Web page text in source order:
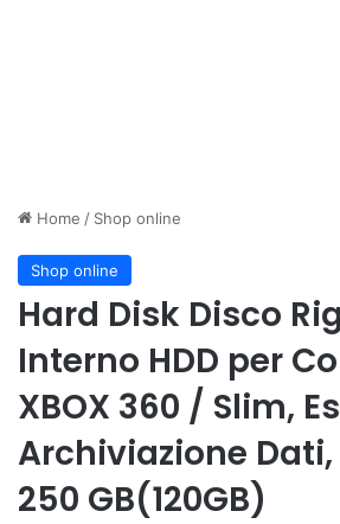
Home / Shop online
Shop online
Hard Disk Disco
Interno HDD per
XBOX 360 / Slim,
Archiviazione Dati,
250 GB(120GB)